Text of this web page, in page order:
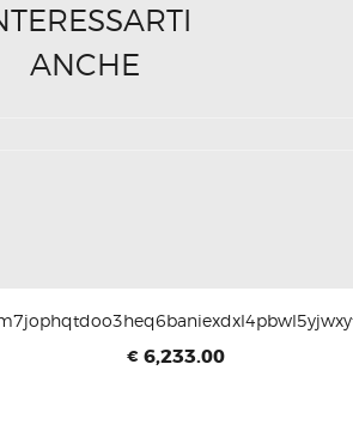
ANCHE
€ 6,233.00